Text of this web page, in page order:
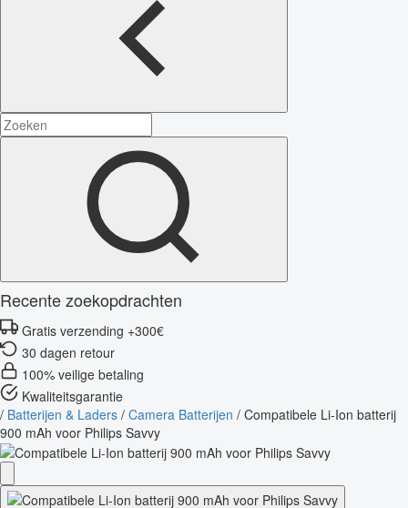
Recente zoekopdrachten
Gratis verzending +300€
30 dagen retour
100% veilige betaling
Kwaliteitsgarantie
/ Batterijen & Laders / Camera Batterijen / Compatibele Li-Ion batterij
900 mAh voor Philips Savvy